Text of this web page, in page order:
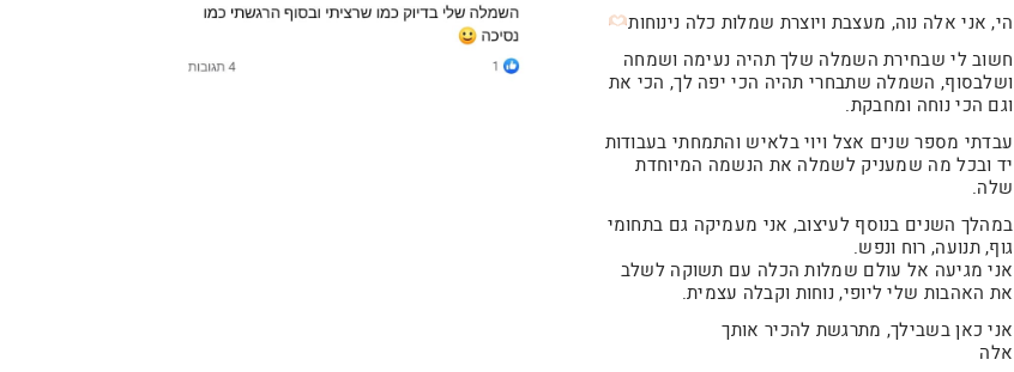
הי, אני אלה נוה, מעצבת ויוצרת שמלות כלה נינוחות
חשוב לי שבחירת השמלה שלך תהיה נעימה ושמחה
ושלבסוף, השמלה שתבחרי תהיה הכי יפה לך, הכי את
וגם הכי נוחה ומחבקת.
עבדתי מספר שנים אצל ויוי בלאיש והתמחתי בעבודות
יד ובכל מה שמעניק לשמלה את הנשמה המיוחדת
שלה.
במהלך השנים בנוסף לעיצוב, אני מעמיקה גם בתחומי
גוף, תנועה, רוח ונפש.
אני מגיעה אל עולם שמלות הכלה עם תשוקה לשלב
את האהבות שלי ליופי, נוחות וקבלה עצמית.
אני כאן בשבילך, מתרגשת להכיר אותך
אלה